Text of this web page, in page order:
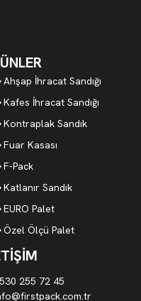
Ahşap İhracat Sandığı
Kafes İhracat Sandığı
Kontraplak Sandık
Fuar Kasası
F-Pack
Katlanır Sandık
EURO Palet
Özel Ölçü Palet
255 72 45